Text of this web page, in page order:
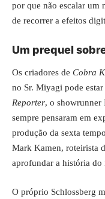
por que não escalar um
de recorrer a efeitos
Um prequel
Os criadores de Cobra
no Sr. Miyagi pode
Reporter, o showrunner
sempre pensaram em
produção da sexta
Mark Kamen, roteirista
aprofundar a história do
O próprio Schlossberg